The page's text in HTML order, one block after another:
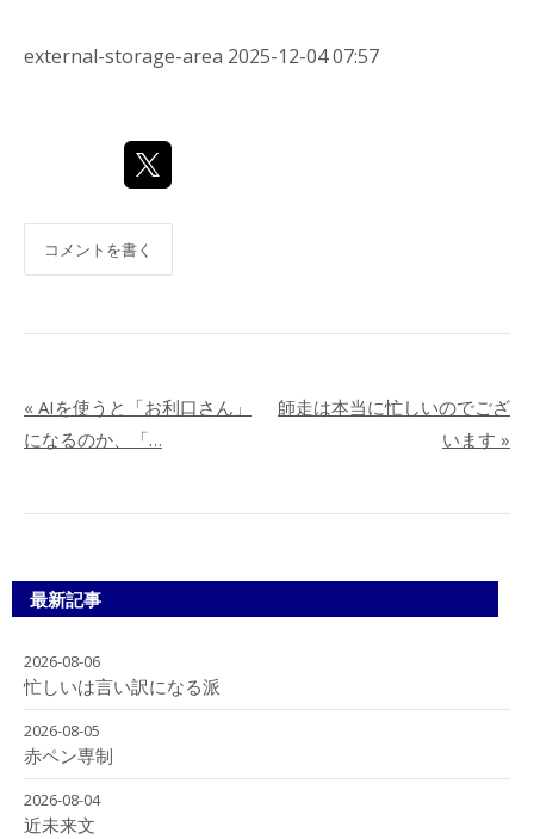
external-storage-area 2025-12-04 07:57
コメントを書く
« AIを使うと「お利口さん」
になるのか、「…
師走は本当に忙しいのでござ
います »
最新記事
2026-08-06
忙しいは言い訳になる派
2026-08-05
赤ペン専制
2026-08-04
近未来文